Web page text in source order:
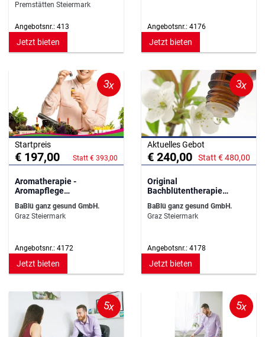
Premstätten Steiermark
Angebotsnr.: 413
Jetzt bieten
Angebotsnr.: 4176
Jetzt bieten
3x
Startpreis
€ 197,00 Statt € 393,00
Aromatherapie -
Aromapflege
BaBlü ganz gesund GmbH.
Graz Steiermark
Angebotsnr.: 4172
Jetzt bieten
3x
Aktuelles Gebot
€ 240,00 Statt € 480,00
Original
Bachblütentherapie
BaBlü ganz gesund GmbH.
Graz Steiermark
Angebotsnr.: 4178
Jetzt bieten
5x 5x